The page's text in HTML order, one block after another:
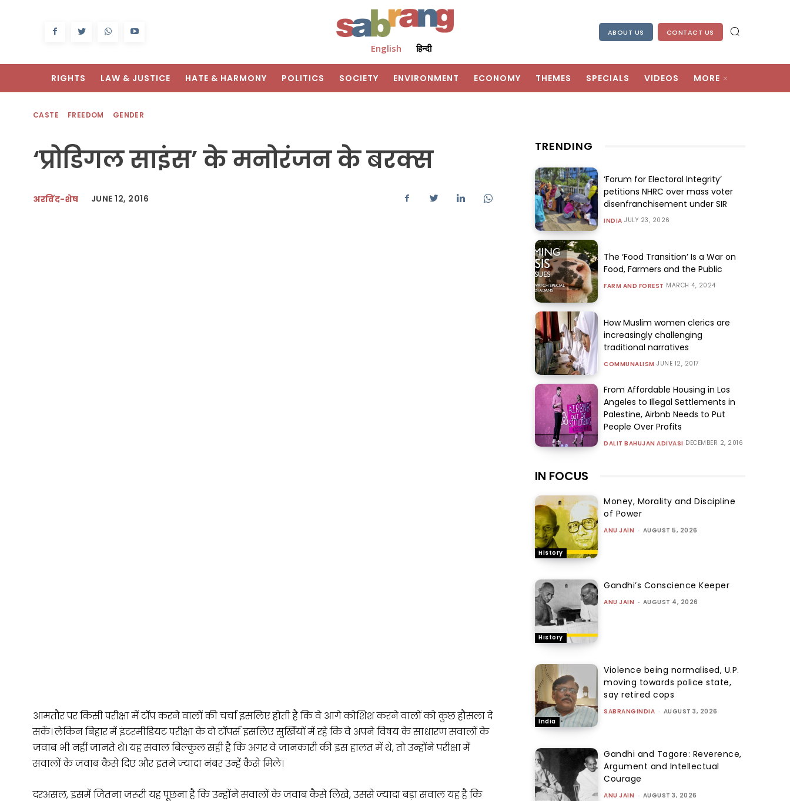
English हिन्दी
ABOUT US CONTACT US
RIGHTS LAW & JUSTICE HATE & HARMONY POLITICS SOCIETY ENVIRONMENT ECONOMY THEMES SPECIALS VIDEOS MORE
CASTE FREEDOM GENDER
‘प्रोडिगल साइंस’ के मनोरंजन के बरक्स
अरविंद-शेष JUNE 12, 2016
आमतौर पर किसी परीक्षा में टॉप करने वालों की चर्चा इसलिए होती है कि वे आगे कोशिश करने वालों को कुछ हौसला दे
सकें। लेकिन बिहार में इंटरमीडियट परीक्षा के दो टॉपर्स इसलिए सुर्खियों में रहे कि वे अपने विषय के साधारण सवालों के
जवाब भी नहीं जानते थे। यह सवाल बिल्कुल सही है कि अगर वे जानकारी की इस हालत में थे, तो उन्होंने परीक्षा में
सवालों के जवाब कैसे दिए और इतने ज्यादा नंबर उन्हें कैसे मिले।
दरअसल, इसमें जितना जरूरी यह पूछना है कि उन्होंने सवालों के जवाब कैसे लिखे, उससे ज्यादा बड़ा सवाल यह है कि
TRENDING
‘Forum for Electoral Integrity’
petitions NHRC over mass voter
disenfranchisement under SIR
INDIA JULY 23, 2026
The ‘Food Transition’ Is a War on
Food, Farmers and the Public
FARM AND FOREST MARCH 4, 2024
How Muslim women clerics are
increasingly challenging
traditional narratives
COMMUNALISM JUNE 12, 2017
From Affordable Housing in Los
Angeles to Illegal Settlements in
Palestine, Airbnb Needs to Put
People Over Profits
DALIT BAHUJAN ADIVASI DECEMBER 2, 2016
IN FOCUS
History
Money, Morality and Discipline
of Power
ANU JAIN - AUGUST 5, 2026
History
Gandhi’s Conscience Keeper
ANU JAIN - AUGUST 4, 2026
India
Violence being normalised, U.P.
moving towards police state,
say retired cops
SABRANGINDIA - AUGUST 3, 2026
Gandhi and Tagore: Reverence,
Argument and Intellectual
Courage
ANU JAIN - AUGUST 3, 2026